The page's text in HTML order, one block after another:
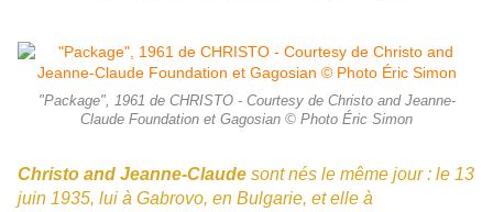
"Package", 1961 de CHRISTO - Courtesy de Christo and Jeanne-
Claude Foundation et Gagosian © Photo Éric Simon
Christo and Jeanne-Claude sont nés le même jour : le 13
juin 1935, lui à Gabrovo, en Bulgarie, et elle à